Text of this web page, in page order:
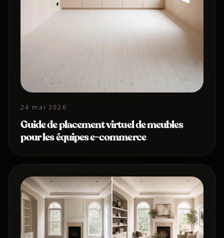
24 mai 2026
Guide de placement virtuel de meubles
pour les équipes e-commerce